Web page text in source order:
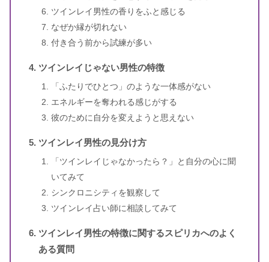
ツインレイ男性の香りをふと感じる
なぜか縁が切れない
付き合う前から試練が多い
ツインレイじゃない男性の特徴
「ふたりでひとつ」のような一体感がない
エネルギーを奪われる感じがする
彼のために自分を変えようと思えない
ツインレイ男性の見分け方
「ツインレイじゃなかったら？」と自分の心に聞
いてみて
シンクロニシティを観察して
ツインレイ占い師に相談してみて
ツインレイ男性の特徴に関するスピリカへのよく
ある質問